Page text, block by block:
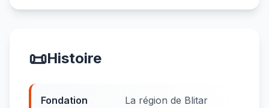
📜Histoire
Fondation
La région de Blitar